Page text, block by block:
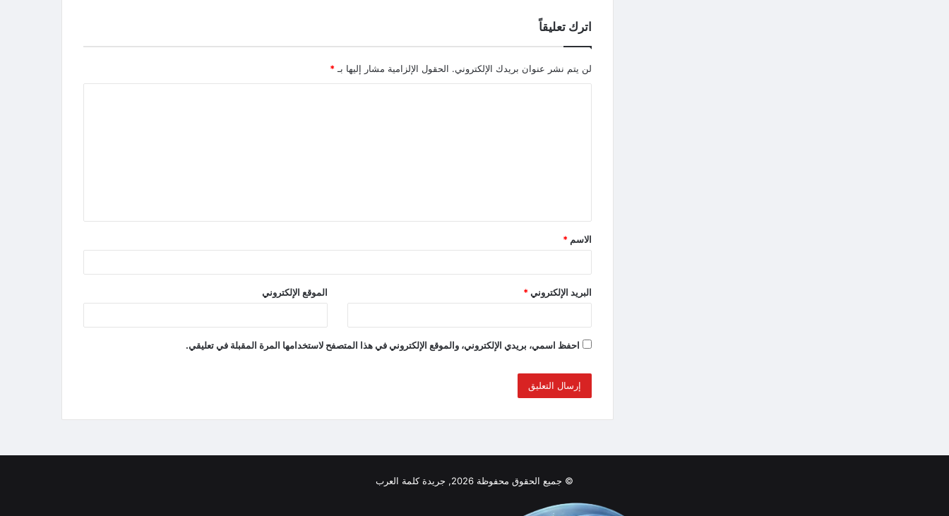
اترك تعليقاً
لن يتم نشر عنوان بريدك الإلكتروني. الحقول الإلزامية مشار إليها بـ*
الاسم *
البريد الإلكتروني* الموقع الإلكتروني
احفظ اسمي، بريدي الإلكتروني، والموقع الإلكتروني في هذا المتصفح لاستخدامها المرة المقبلة في تعليقي.
© جميع الحقوق محفوظة 2026, جريدة كلمة العرب